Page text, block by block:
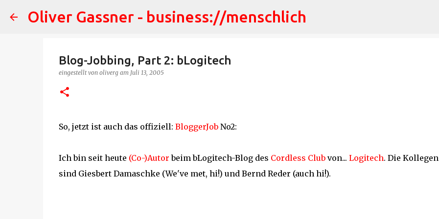
Direkt zum Hauptbereich
Oliver Gassner - business://menschlich
Blog-Jobbing, Part 2: bLogitech
eingestellt von oliverg am Juli 13, 2005
So, jetzt ist auch das offiziell: BloggerJobNo2:
Ich bin seit heute (Co-)Autor beim bLogitech-Blog des Cordless Clubvon... Logitech. Die Kollegen
sind Giesbert Damaschke (We've met, hi!) und Bernd Reder (auch hi!).